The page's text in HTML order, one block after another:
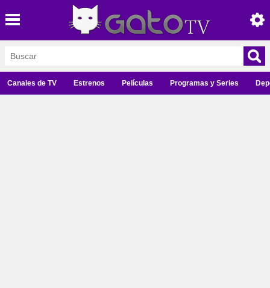
Canales de TV Estrenos Películas Programas y Series